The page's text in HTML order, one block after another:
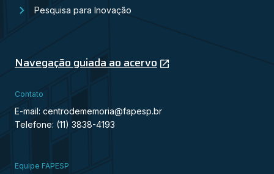
Pesquisa para Inovação
Navegação guiada ao acervo
Contato
E-mail: centrodememoria@fapesp.br
Telefone: (11) 3838-4193
Equipe FAPESP